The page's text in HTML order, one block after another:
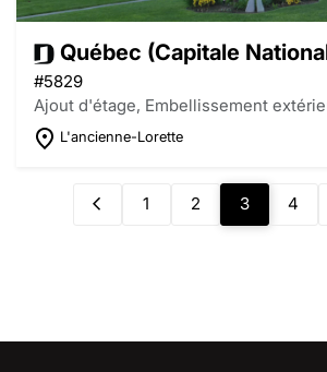
Québec (Capitale
#5829
Ajout d'étage, Embellissement
L'ancienne-Lorette
1 2 3 4